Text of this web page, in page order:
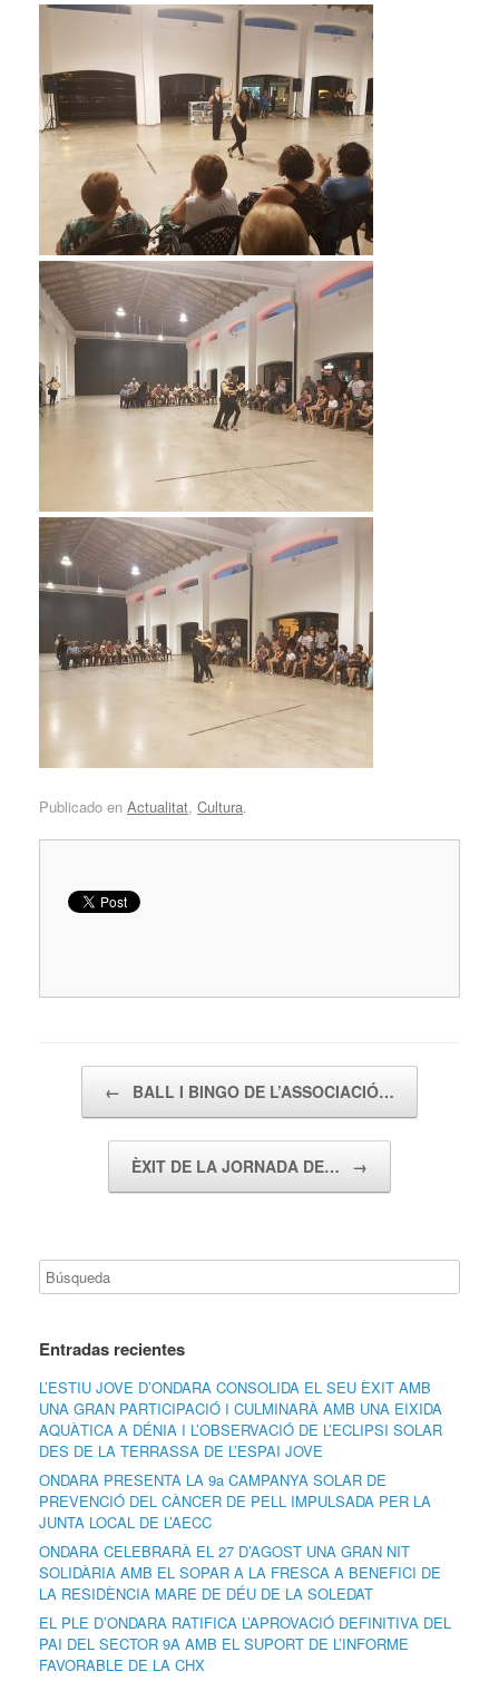
Publicado en Actualitat, Cultura.
← BALL I BINGO DE L’ASSOCIACIÓ…
ÈXIT DE LA JORNADA DE… →
Entradas recientes
L’ESTIU JOVE D’ONDARA CONSOLIDA EL SEU ÈXIT AMB
UNA GRAN PARTICIPACIÓ I CULMINARÀ AMB UNA EIXIDA
AQUÀTICA A DÉNIA I L’OBSERVACIÓ DE L’ECLIPSI SOLAR
DES DE LA TERRASSA DE L’ESPAI JOVE
ONDARA PRESENTA LA 9a CAMPANYA SOLAR DE
PREVENCIÓ DEL CÀNCER DE PELL IMPULSADA PER LA
JUNTA LOCAL DE L’AECC
ONDARA CELEBRARÀ EL 27 D’AGOST UNA GRAN NIT
SOLIDÀRIA AMB EL SOPAR A LA FRESCA A BENEFICI DE
LA RESIDÈNCIA MARE DE DÉU DE LA SOLEDAT
EL PLE D’ONDARA RATIFICA L’APROVACIÓ DEFINITIVA DEL
PAI DEL SECTOR 9A AMB EL SUPORT DE L’INFORME
FAVORABLE DE LA CHX